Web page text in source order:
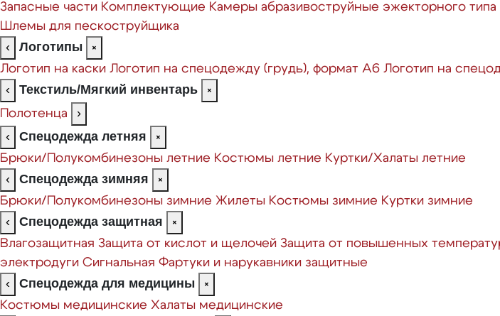
Запасные части Комплектующие Камеры абразивоструйные эжекторного типа
Шлемы для пескоструйщика
‹
Логотипы
×
Логотип на каски Логотип на спецодежду (грудь), формат А6 Логотип на
‹
Текстиль/Мягкий инвентарь
×
Полотенца
›
‹
Спецодежда летняя
×
Брюки/Полукомбинезоны летние Костюмы летние Куртки/Халаты летние
‹
Спецодежда зимняя
×
Брюки/Полукомбинезоны зимние Жилеты Костюмы зимние Куртки зимние
‹
Спецодежда защитная
×
Влагозащитная Защита от кислот и щелочей Защита от повышенных
электродуги Сигнальная Фартуки и нарукавники защитные
‹
Спецодежда для медицины
×
Костюмы медицинские Халаты медицинские